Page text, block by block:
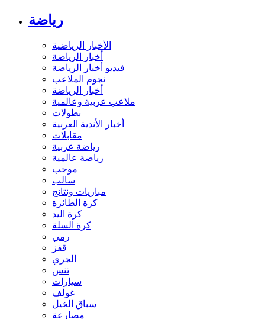
رياضة
الأخبار الرياضية
أخبار الرياضة
فيديو أخبار الرياضة
نجوم الملاعب
أخبار الرياضة
ملاعب عربية وعالمية
بطولات
أخبار الأندية العربية
مقابلات
رياضة عربية
رياضة عالمية
موجب
سالب
مباريات ونتائج
كرة الطائرة
كرة اليد
كرة السلة
رمي
قفز
الجري
تنس
سيارات
غولف
سباق الخيل
مصارعة